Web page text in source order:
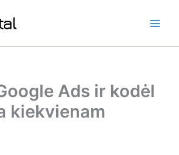
Ads ir kodėl
kiekvienam